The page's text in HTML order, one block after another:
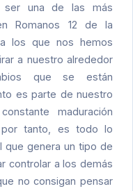
ser una de las más
Romanos 12 de la
los que nos hemos
a nuestro alrededor
que se están
es parte de nuestro
maduración
por tanto, es todo lo
que genera un tipo de
controlar a los demás
no consigan pensar